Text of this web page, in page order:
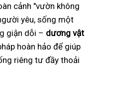
cảnh "vườn không
yêu, sống một
giận dỗi – dương vật
hoàn hảo để giúp
riêng tư đầy thoải